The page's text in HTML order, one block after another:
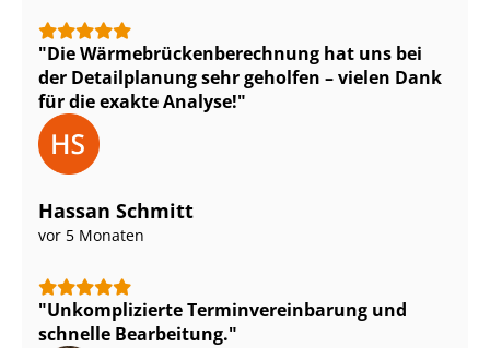
Die Wär­me­brü­cken­be­rech­nung hat uns bei
der Detailplanung sehr geholfen – vielen Dank
für die exakte Analyse!
Hassan Schmitt
vor 5 Monaten
Unkomplizierte Ter­min­ver­ein­ba­rung und
schnelle Bearbeitung.